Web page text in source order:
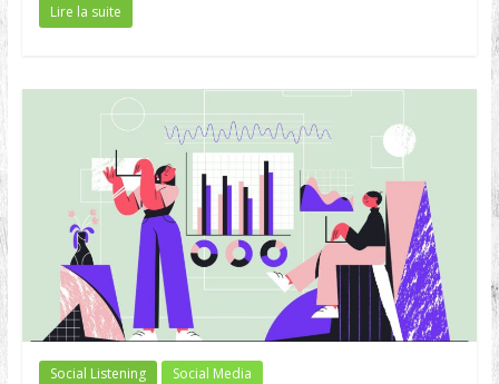
Lire la suite
Social Listening Social Media